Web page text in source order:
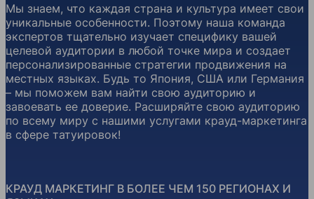
КРАУД МАРКЕТИНГ В БОЛЕЕ ЧЕМ 150 РЕГИОНАХ И
Мы знаем, что каждая страна и культура имеет свои
уникальные особенности. Поэтому наша команда
экспертов тщательно изучает специфику вашей
целевой аудитории в любой точке мира и создает
персонализированные стратегии продвижения на
местных языках. Будь то Япония, США или Германия
– мы поможем вам найти свою аудиторию и
завоевать ее доверие. Расширяйте свою аудиторию
по всему миру с нашими услугами крауд-маркетинга
в сфере татуировок!